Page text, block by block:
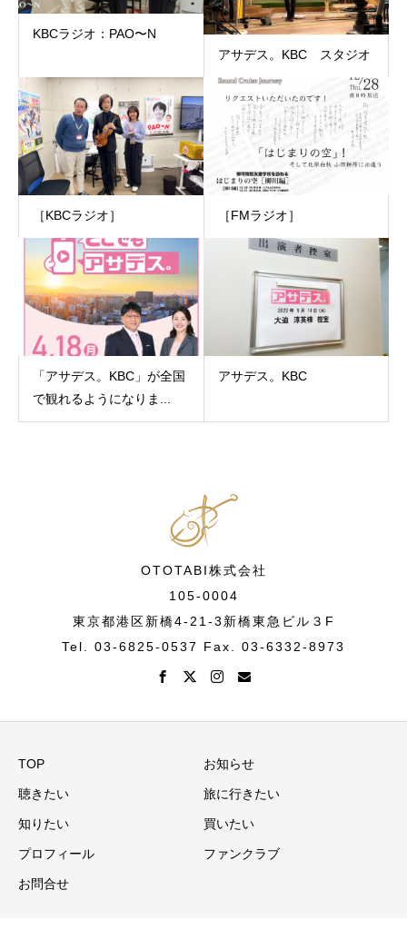
KBCラジオ：PAO〜N
アサデス。KBC スタジオ
［KBCラジオ］ ［FMラジオ］
「アサデス。KBC」が全国
で観れるようになりま...
アサデス。KBC
OTOTABI株式会社
105-0004
東京都港区新橋4-21-3新橋東急ビル３F
Tel. 03-6825-0537 Fax. 03-6332-8973
TOP お知らせ
聴きたい 旅に行きたい
知りたい 買いたい
プロフィール ファンクラブ
お問合せ